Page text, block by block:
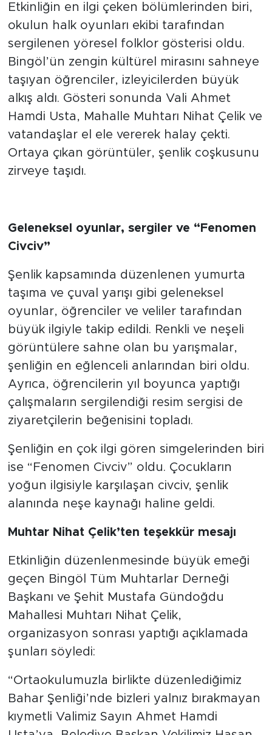
Etkinliğin en ilgi çeken bölümlerinden biri,
okulun halk oyunları ekibi tarafından
sergilenen yöresel folklor gösterisi oldu.
Bingöl’ün zengin kültürel mirasını sahneye
taşıyan öğrenciler, izleyicilerden büyük
alkış aldı. Gösteri sonunda Vali Ahmet
Hamdi Usta, Mahalle Muhtarı Nihat Çelik ve
vatandaşlar el ele vererek halay çekti.
Ortaya çıkan görüntüler, şenlik coşkusunu
zirveye taşıdı.
Geleneksel oyunlar, sergiler ve “Fenomen
Civciv”
Şenlik kapsamında düzenlenen yumurta
taşıma ve çuval yarışı gibi geleneksel
oyunlar, öğrenciler ve veliler tarafından
büyük ilgiyle takip edildi. Renkli ve neşeli
görüntülere sahne olan bu yarışmalar,
şenliğin en eğlenceli anlarından biri oldu.
Ayrıca, öğrencilerin yıl boyunca yaptığı
çalışmaların sergilendiği resim sergisi de
ziyaretçilerin beğenisini topladı.
Şenliğin en çok ilgi gören simgelerinden biri
ise “Fenomen Civciv” oldu. Çocukların
yoğun ilgisiyle karşılaşan civciv, şenlik
alanında neşe kaynağı haline geldi.
Muhtar Nihat Çelik’ten teşekkür mesajı
Etkinliğin düzenlenmesinde büyük emeği
geçen Bingöl Tüm Muhtarlar Derneği
Başkanı ve Şehit Mustafa Gündoğdu
Mahallesi Muhtarı Nihat Çelik,
organizasyon sonrası yaptığı açıklamada
şunları söyledi:
“Ortaokulumuzla birlikte düzenlediğimiz
Bahar Şenliği’nde bizleri yalnız bırakmayan
kıymetli Valimiz Sayın Ahmet Hamdi